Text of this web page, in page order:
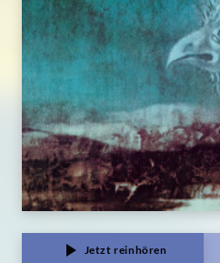
Jetzt reinhören